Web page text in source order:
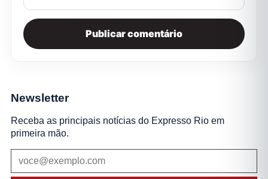
Newsletter
Receba as principais notícias do Expresso Rio em
primeira mão.